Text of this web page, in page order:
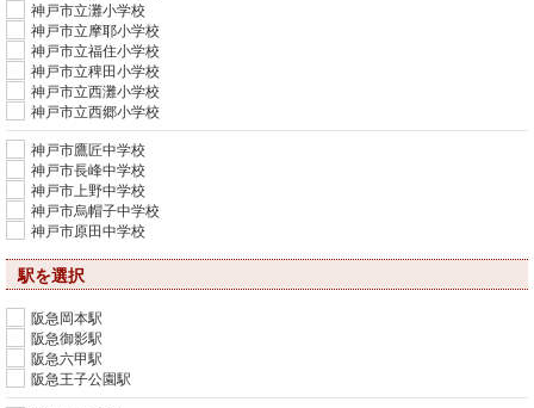
神戸市立灘小学校
神戸市立摩耶小学校
神戸市立福住小学校
神戸市立稗田小学校
神戸市立西灘小学校
神戸市立西郷小学校
神戸市鷹匠中学校
神戸市長峰中学校
神戸市上野中学校
神戸市烏帽子中学校
神戸市原田中学校
駅を選択
阪急岡本駅
阪急御影駅
阪急六甲駅
阪急王子公園駅